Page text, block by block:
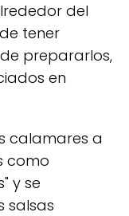
del
tener
prepararlos,
en
calamares a
como
y se
salsas